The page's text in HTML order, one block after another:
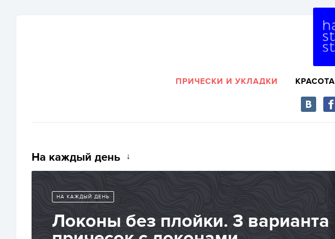
ПРИЧЕСКИ И УКЛАДКИ КРАСОТА
На каждый день
НА КАЖДЫЙ ДЕНЬ
Локоны без плойки. 3 варианта